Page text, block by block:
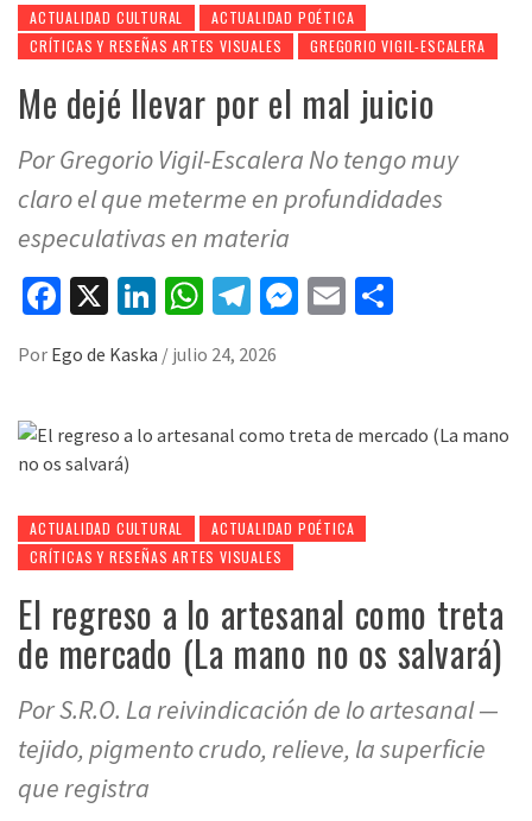
ACTUALIDAD CULTURAL
ACTUALIDAD POÉTICA
CRÍTICAS Y RESEÑAS ARTES VISUALES
GREGORIO VIGIL-ESCALERA
Me dejé llevar por el mal juicio
Por Gregorio Vigil-Escalera No tengo muy
claro el que meterme en profundidades
especulativas en materia
Facebook
X LinkedIn
WhatsApp
Telegram
Messenger
Email
Por Ego de Kaska / julio 24, 2026
ACTUALIDAD CULTURAL
ACTUALIDAD POÉTICA
CRÍTICAS Y RESEÑAS ARTES VISUALES
El regreso a lo artesanal como treta
de mercado (La mano no os salvará)
Por S.R.O. La reivindicación de lo artesanal —
tejido, pigmento crudo, relieve, la superficie
que registra